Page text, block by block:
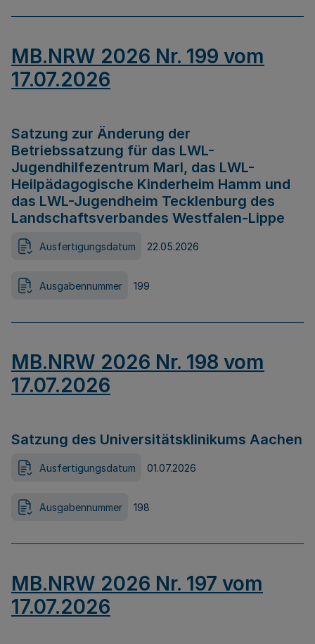
MB.NRW 2026 Nr. 199 vom
17.07.2026
Satzung zur Änderung der
Betriebssatzung für das LWL-
Jugendhilfezentrum Marl, das LWL-
Heilpädagogische Kinderheim Hamm und
das LWL-Jugendheim Tecklenburg des
Landschaftsverbandes Westfalen-Lippe
Ausfertigungsdatum 22.05.2026
Ausgabennummer 199
MB.NRW 2026 Nr. 198 vom
17.07.2026
Satzung des Universitätsklinikums Aachen
Ausfertigungsdatum 01.07.2026
Ausgabennummer 198
MB.NRW 2026 Nr. 197 vom
17.07.2026